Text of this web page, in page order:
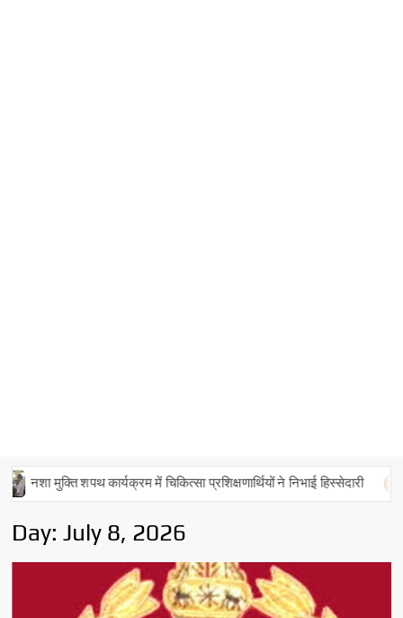
शपथ कार्यक्रम में चिकित्सा प्रशिक्षणार्थियों ने निभाई हिस्सेदारी
Day:July 8, 2026